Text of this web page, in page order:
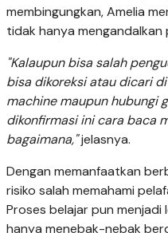
membingungkan, Amelia
tidak hanya
"Kalaupun bisa salah
bisa dikoreksi atau dicari
machine maupun hubungi
dikonfirmasi ini cara baca
bagaimana,"jelasnya.
Dengan memanfaatkan
risiko salah memahami
Proses belajar pun
hanya menebak-nebak